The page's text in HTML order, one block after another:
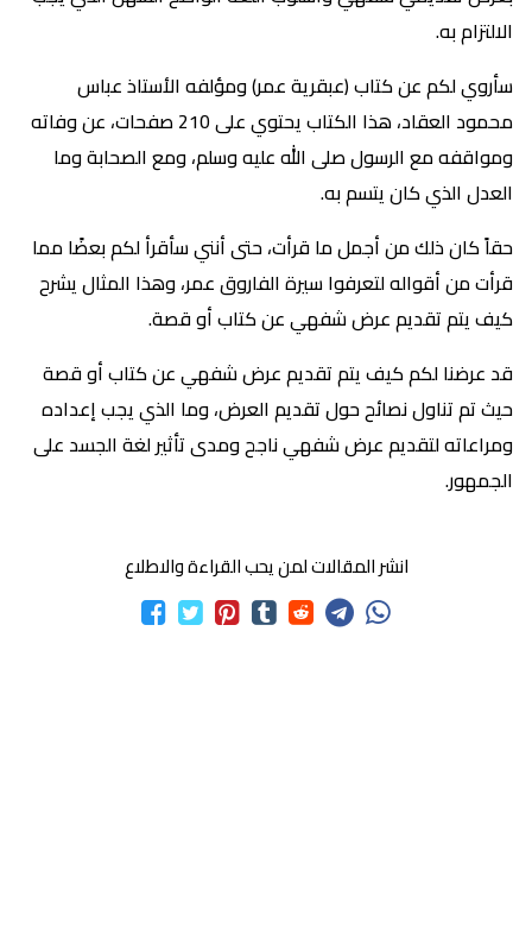
الالتزام به.
سأروي لكم عن كتاب (عبقرية عمر) ومؤلفه الأستاذ عباس
محمود العقاد، هذا الكتاب يحتوي على 210 صفحات، عن وفاته
ومواقفه مع الرسول صلى الله عليه وسلم، ومع الصحابة وما
العدل الذي كان يتسم به.
حقاً كان ذلك من أجمل ما قرأت، حتى أنني سأقرأ لكم بعضًا مما
قرأت من أقواله لتعرفوا سيرة الفاروق عمر، وهذا المثال يشرح
كيف يتم تقديم عرض شفهي عن كتاب أو قصة.
قد عرضنا لكم كيف يتم تقديم عرض شفهي عن كتاب أو قصة
حيث تم تناول نصائح حول تقديم العرض، وما الذي يجب إعداده
ومراعاته لتقديم عرض شفهي ناجح ومدى تأثير لغة الجسد على
الجمهور.
انشر المقالات لمن يحب القراءة والاطلاع